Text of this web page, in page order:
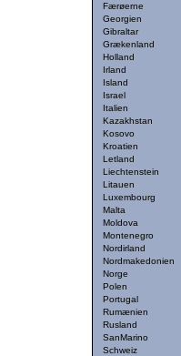
Færøerne
Georgien
Gibraltar
Grækenland
Holland
Irland
Island
Israel
Italien
Kazakhstan
Kosovo
Kroatien
Letland
Liechtenstein
Litauen
Luxembourg
Malta
Moldova
Montenegro
Nordirland
Nordmakedonien
Norge
Polen
Portugal
Rumænien
Rusland
SanMarino
Schweiz